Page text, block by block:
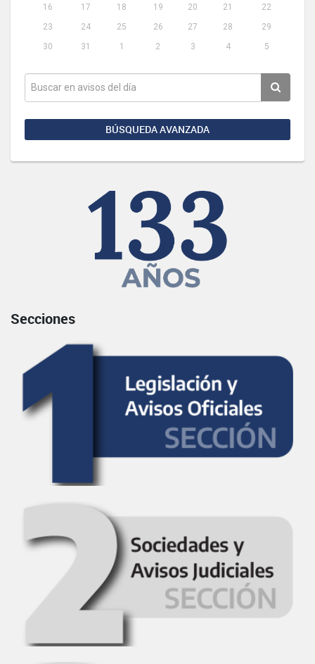
16
17 18 19 20 21
22
23
24 25 26 27 28
29
30
31 1 2 3 4 5
BÚSQUEDA AVANZADA
Secciones